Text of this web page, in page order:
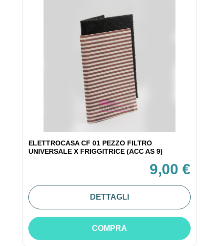
ELETTROCASA CF 01 PEZZO FILTRO
UNIVERSALE X FRIGGITRICE (ACC AS 9)
9,00 €
DETTAGLI
COMPRA